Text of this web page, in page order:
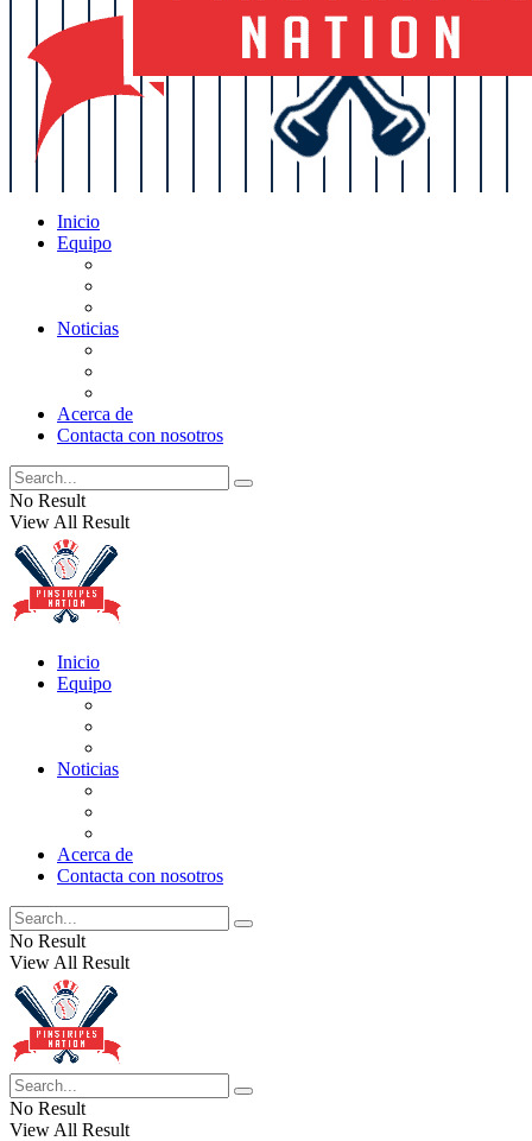
Inicio
Equipo
Noticias
Acerca de
Contacta con nosotros
No Result
View All Result
Inicio
Equipo
Noticias
Acerca de
Contacta con nosotros
No Result
View All Result
No Result
View All Result